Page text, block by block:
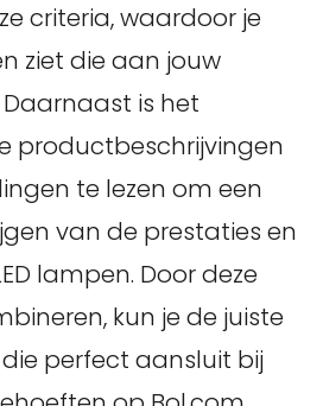
criteria, waardoor je
ziet die aan jouw
is het
productbeschrijvingen
te lezen om een
van de prestaties en
lampen. Door deze
kun je de juiste
perfect aansluit bij